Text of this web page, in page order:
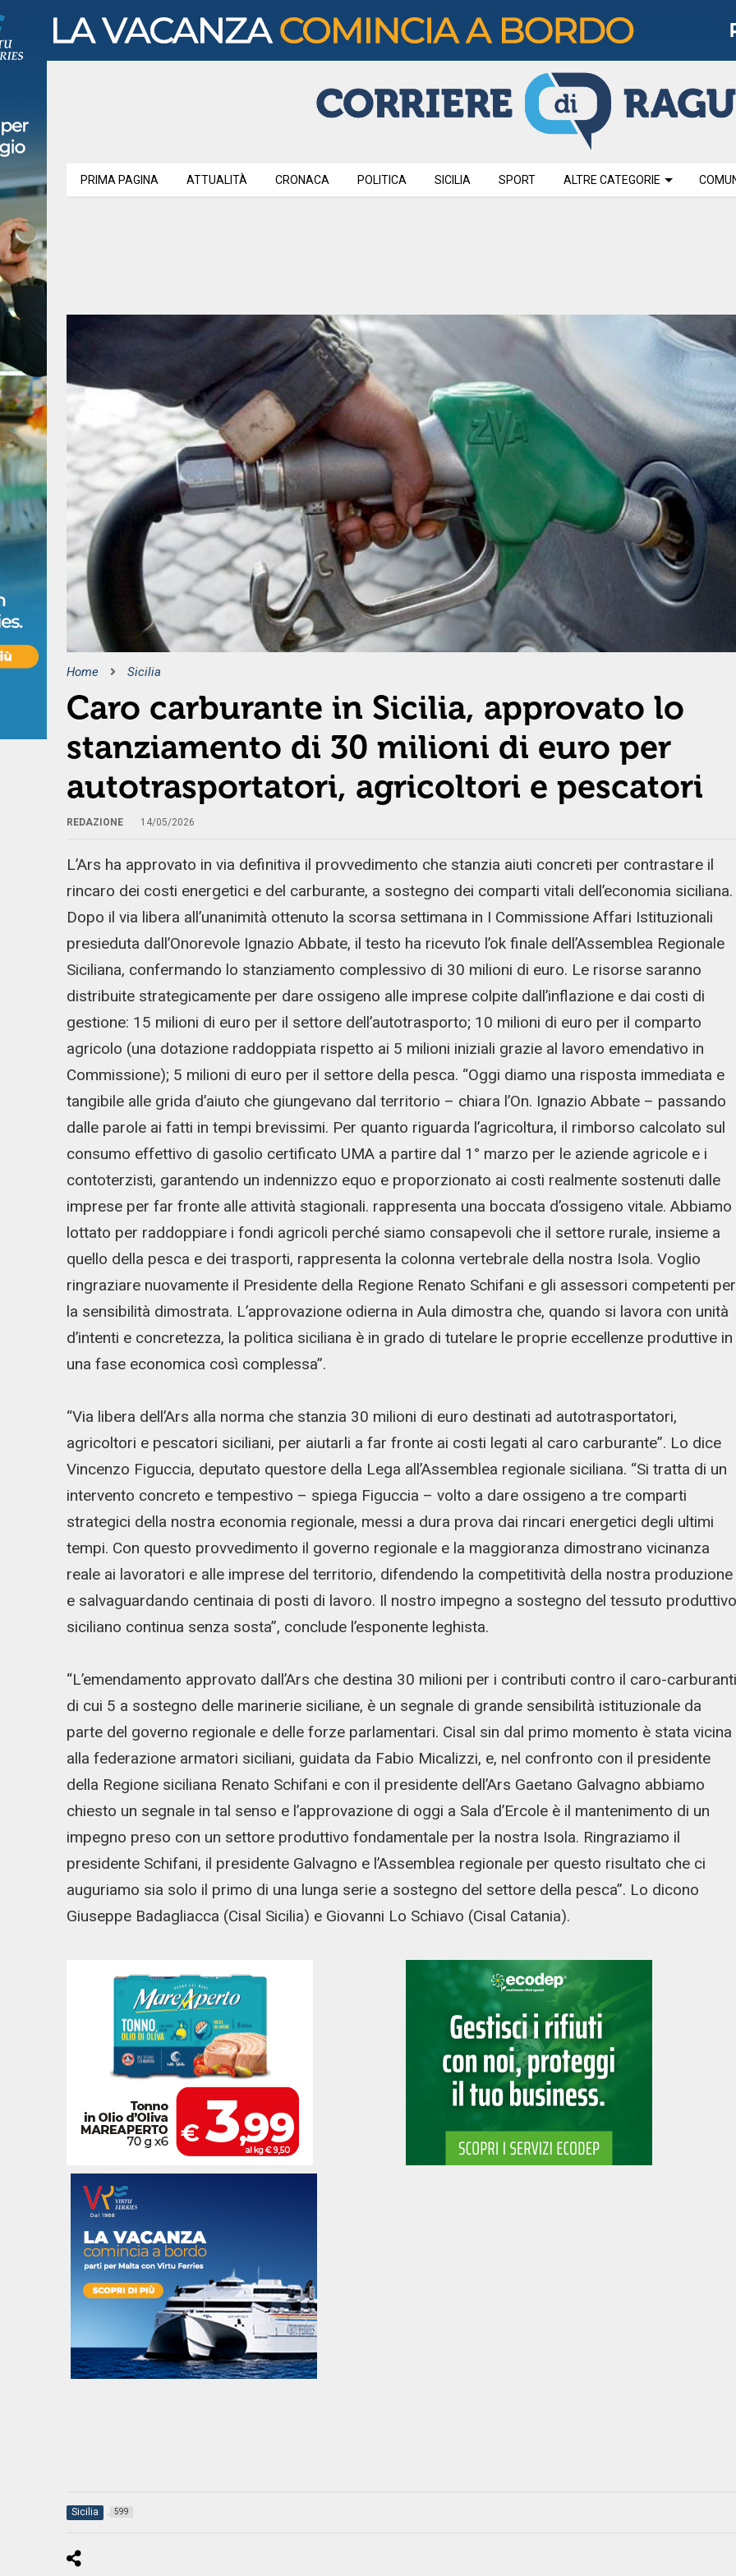
PRIMA PAGINA ATTUALITÀ CRONACA POLITICA SICILIA SPORT ALTRE CATEGORIE
Home Sicilia
Caro carburante in Sicilia, approvato lo
stanziamento di 30 milioni di euro per
autotrasportatori, agricoltori e pescatori
REDAZIONE 14/05/2026
L’Ars ha approvato in via definitiva il provvedimento che stanzia aiuti concreti per contrastare il
rincaro dei costi energetici e del carburante, a sostegno dei comparti vitali dell’economia siciliana.
Dopo il via libera all’unanimità ottenuto la scorsa settimana in I Commissione Affari Istituzionali
presieduta dall’Onorevole Ignazio Abbate, il testo ha ricevuto l’ok finale dell’Assemblea Regionale
Siciliana, confermando lo stanziamento complessivo di 30 milioni di euro. Le risorse saranno
distribuite strategicamente per dare ossigeno alle imprese colpite dall’inflazione e dai costi di
gestione: 15 milioni di euro per il settore dell’autotrasporto; 10 milioni di euro per il comparto
agricolo (una dotazione raddoppiata rispetto ai 5 milioni iniziali grazie al lavoro emendativo in
Commissione); 5 milioni di euro per il settore della pesca. “Oggi diamo una risposta immediata e
tangibile alle grida d’aiuto che giungevano dal territorio – chiara l’On. Ignazio Abbate – passando
dalle parole ai fatti in tempi brevissimi. Per quanto riguarda l’agricoltura, il rimborso calcolato sul
consumo effettivo di gasolio certificato UMA a partire dal 1° marzo per le aziende agricole e i
contoterzisti, garantendo un indennizzo equo e proporzionato ai costi realmente sostenuti dalle
imprese per far fronte alle attività stagionali. rappresenta una boccata d’ossigeno vitale. Abbiamo
lottato per raddoppiare i fondi agricoli perché siamo consapevoli che il settore rurale, insieme a
quello della pesca e dei trasporti, rappresenta la colonna vertebrale della nostra Isola. Voglio
ringraziare nuovamente il Presidente della Regione Renato Schifani e gli assessori competenti per
la sensibilità dimostrata. L’approvazione odierna in Aula dimostra che, quando si lavora con unità
d’intenti e concretezza, la politica siciliana è in grado di tutelare le proprie eccellenze produttive in
una fase economica così complessa”.
“Via libera dell’Ars alla norma che stanzia 30 milioni di euro destinati ad autotrasportatori,
agricoltori e pescatori siciliani, per aiutarli a far fronte ai costi legati al caro carburante”. Lo dice
Vincenzo Figuccia, deputato questore della Lega all’Assemblea regionale siciliana. “Si tratta di un
intervento concreto e tempestivo – spiega Figuccia – volto a dare ossigeno a tre comparti
strategici della nostra economia regionale, messi a dura prova dai rincari energetici degli ultimi
tempi. Con questo provvedimento il governo regionale e la maggioranza dimostrano vicinanza
reale ai lavoratori e alle imprese del territorio, difendendo la competitività della nostra produzione
e salvaguardando centinaia di posti di lavoro. Il nostro impegno a sostegno del tessuto produttivo
siciliano continua senza sosta”, conclude l’esponente leghista.
“L’emendamento approvato dall’Ars che destina 30 milioni per i contributi contro il caro-
di cui 5 a sostegno delle marinerie siciliane, è un segnale di grande sensibilità istituzionale da
parte del governo regionale e delle forze parlamentari. Cisal sin dal primo momento è stata vicina
alla federazione armatori siciliani, guidata da Fabio Micalizzi, e, nel confronto con il presidente
della Regione siciliana Renato Schifani e con il presidente dell’Ars Gaetano Galvagno abbiamo
chiesto un segnale in tal senso e l’approvazione di oggi a Sala d’Ercole è il mantenimento di un
impegno preso con un settore produttivo fondamentale per la nostra Isola. Ringraziamo il
presidente Schifani, il presidente Galvagno e l’Assemblea regionale per questo risultato che ci
auguriamo sia solo il primo di una lunga serie a sostegno del settore della pesca”. Lo dicono
Giuseppe Badagliacca (Cisal Sicilia) e Giovanni Lo Schiavo (Cisal Catania).
Sicilia 599